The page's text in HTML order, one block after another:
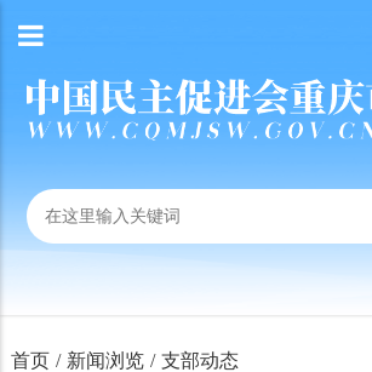
首页 / 新闻浏览 / 支部动态